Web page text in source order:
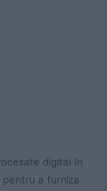
digital în
pentru a furniza